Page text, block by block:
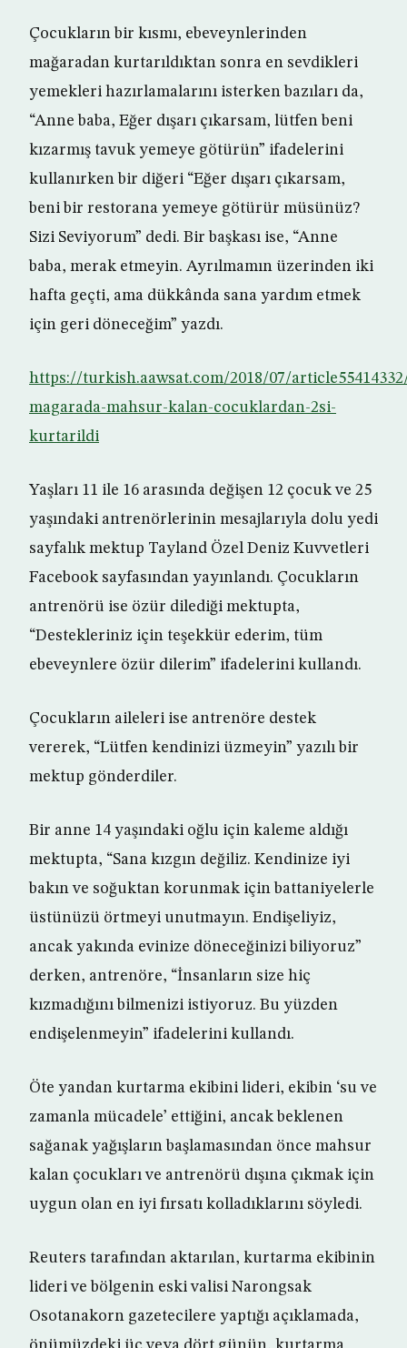
Çocukların bir kısmı, ebeveynlerinden
mağaradan kurtarıldıktan sonra en sevdikleri
yemekleri hazırlamalarını isterken bazıları da,
“Anne baba, Eğer dışarı çıkarsam, lütfen beni
kızarmış tavuk yemeye götürün” ifadelerini
kullanırken bir diğeri “Eğer dışarı çıkarsam,
beni bir restorana yemeye götürür müsünüz?
Sizi Seviyorum” dedi. Bir başkası ise, “Anne
baba, merak etmeyin. Ayrılmamın üzerinden iki
hafta geçti, ama dükkânda sana yardım etmek
için geri döneceğim” yazdı.
https://turkish.aawsat.com/2018/07/
magarada-mahsur-kalan-cocuklardan-2si-
kurtarildi
Yaşları 11 ile 16 arasında değişen 12 çocuk ve 25
yaşındaki antrenörlerinin mesajlarıyla dolu yedi
sayfalık mektup Tayland Özel Deniz Kuvvetleri
Facebook sayfasından yayınlandı. Çocukların
antrenörü ise özür dilediği mektupta,
“Destekleriniz için teşekkür ederim, tüm
ebeveynlere özür dilerim” ifadelerini kullandı.
Çocukların aileleri ise antrenöre destek
vererek, “Lütfen kendinizi üzmeyin” yazılı bir
mektup gönderdiler.
Bir anne 14 yaşındaki oğlu için kaleme aldığı
mektupta, “Sana kızgın değiliz. Kendinize iyi
bakın ve soğuktan korunmak için battaniyelerle
üstünüzü örtmeyi unutmayın. Endişeliyiz,
ancak yakında evinize döneceğinizi biliyoruz”
derken, antrenöre, “İnsanların size hiç
kızmadığını bilmenizi istiyoruz. Bu yüzden
endişelenmeyin” ifadelerini kullandı.
Öte yandan kurtarma ekibini lideri, ekibin ‘su ve
zamanla mücadele’ ettiğini, ancak beklenen
sağanak yağışların başlamasından önce mahsur
kalan çocukları ve antrenörü dışına çıkmak için
uygun olan en iyi fırsatı kolladıklarını söyledi.
Reuters tarafından aktarılan, kurtarma ekibinin
lideri ve bölgenin eski valisi Narongsak
Osotanakorn gazetecilere yaptığı açıklamada,